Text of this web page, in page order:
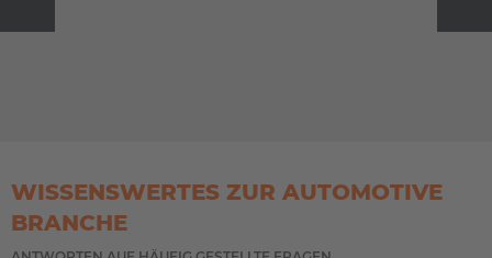
Türkçe
WISSENSWERTES ZUR AUTOMOTIVE
BRANCHE